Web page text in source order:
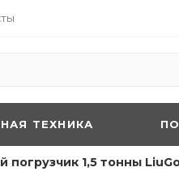
ТЕХНИКА
1,5 тонны